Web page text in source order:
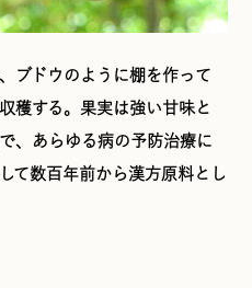
ブドウのように棚を作って
穫する。果実は強い甘味と
、あらゆる病の予防治療に
て数百年前から漢方原料とし